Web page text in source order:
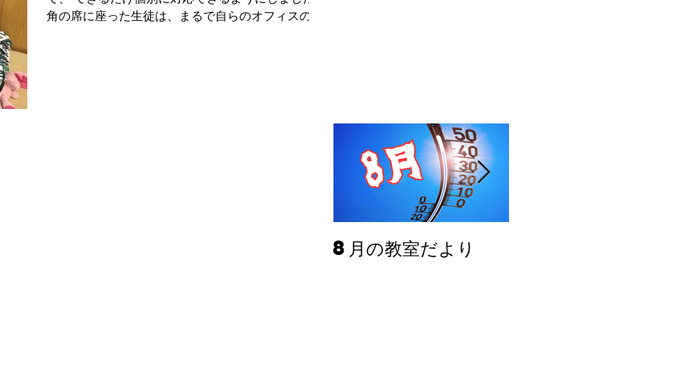
角の席に座った生徒は、まるで自らのオフィスのよ
8月の教室だより